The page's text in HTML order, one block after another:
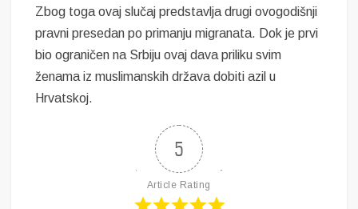
Zbog toga ovaj slučaj predstavlja drugi ovogodišnji
pravni presedan po primanju migranata. Dok je prvi
bio ograničen na Srbiju ovaj dava priliku svim
ženama iz muslimanskih država dobiti azil u
Hrvatskoj.
5
Article Rating